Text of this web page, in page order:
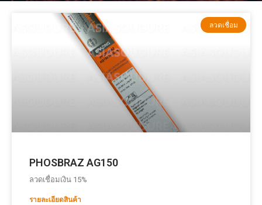
ลวดเชื่อม
PHOSBRAZ AG150
ลวดเชื่อมเงิน 15%
รายละเอียดสินค้า